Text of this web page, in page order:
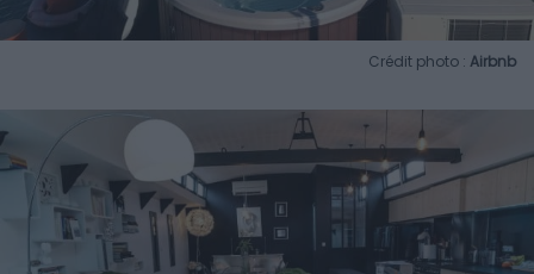
Crédit photo : Airbnb